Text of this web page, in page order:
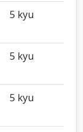
5 kyu
5 kyu
5 kyu